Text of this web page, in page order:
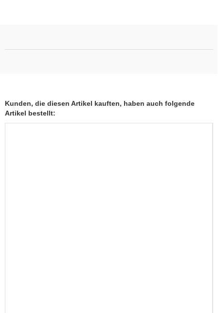
Kunden, die diesen Artikel kauften, haben auch folgende
Artikel bestellt: